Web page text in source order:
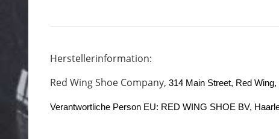
Herstellerinformation:
Red Wing Shoe Company, 314 Main Street, Red
Verantwortliche Person EU: RED WING SHOE BV,